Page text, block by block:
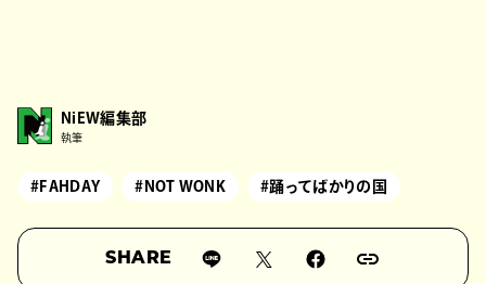
NiEW編集部
執筆
#FAHDAY #NOT WONK #踊ってばかりの国
SHARE